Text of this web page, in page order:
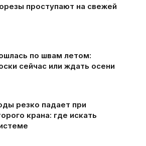
проступают на свежей
по швам летом:
сейчас или ждать осени
резко падает при
крана: где искать